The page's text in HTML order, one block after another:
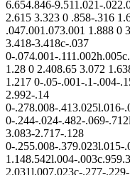
6.654.846-9.511.021-
2.615 3.323 0 .858-.316
.047.001.073.001 1.888 0
3.418-3.418c-.037
0-.074.001-
1.28 0 2.408.65 3.072
1.217 0-.05-.001-.1-.004-
2.992-.14
0-.278.008-.413.025l.016-
0-.244-.024-.482-.069-
3.083-2.717-.128
0-.255.008-.379.023l.015-
1.148.542l.004-
2.031l.007.023c-.277-